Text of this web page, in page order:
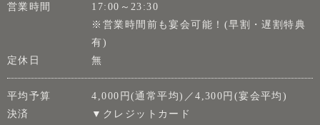
営業時間
17:00～23:30
※営業時間前も宴会可能！(早割・遅割特典
有)
定休日
無
平均予算
4,000円(通常平均)／4,300円(宴会平均)
決済
▼クレジットカード